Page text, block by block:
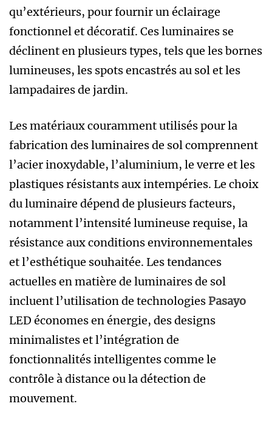
qu’extérieurs, pour fournir un éclairage
fonctionnel et décoratif. Ces luminaires se
déclinent en plusieurs types, tels que les bornes
lumineuses, les spots encastrés au sol et les
lampadaires de jardin.
Les matériaux couramment utilisés pour la
fabrication des luminaires de sol comprennent
l’acier inoxydable, l’aluminium, le verre et les
plastiques résistants aux intempéries. Le choix
du luminaire dépend de plusieurs facteurs,
notamment l’intensité lumineuse requise, la
résistance aux conditions environnementales
et l’esthétique souhaitée. Les tendances
actuelles en matière de luminaires de sol
incluent l’utilisation de technologiesPasayo
LED économes en énergie, des designs
minimalistes et l’intégration de
fonctionnalités intelligentes comme le
contrôle à distance ou la détection de
mouvement.